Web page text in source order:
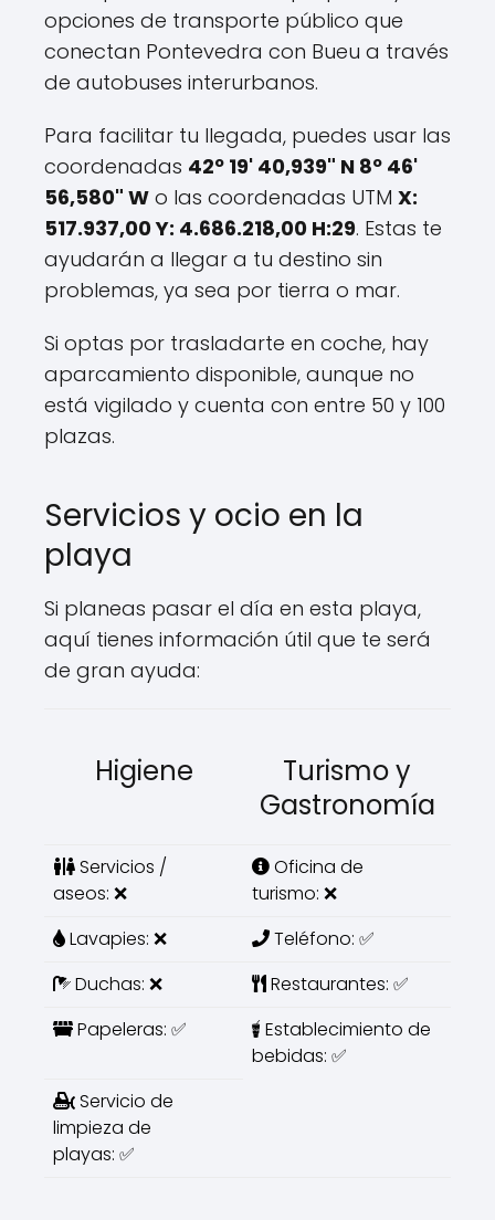
opciones de transporte público que
conectan Pontevedra con Bueu a través
de autobuses interurbanos.
Para facilitar tu llegada, puedes usar las
coordenadas 42º 19' 40,939" N 8º 46'
56,580" W o las coordenadas UTM X:
517.937,00 Y: 4.686.218,00 H:29. Estas te
ayudarán a llegar a tu destino sin
problemas, ya sea por tierra o mar.
Si optas por trasladarte en coche, hay
aparcamiento disponible, aunque no
está vigilado y cuenta con entre 50 y 100
plazas.
Servicios y ocio en la
playa
Si planeas pasar el día en esta playa,
aquí tienes información útil que te será
de gran ayuda:
Higiene
Turismo y
Gastronomía
Servicios /
aseos: ❌
Oficina de
turismo: ❌
Lavapies: ❌
Teléfono: ✅
Duchas: ❌
Restaurantes: ✅
Papeleras: ✅
Establecimiento de
bebidas: ✅
Servicio de
limpieza de
playas: ✅